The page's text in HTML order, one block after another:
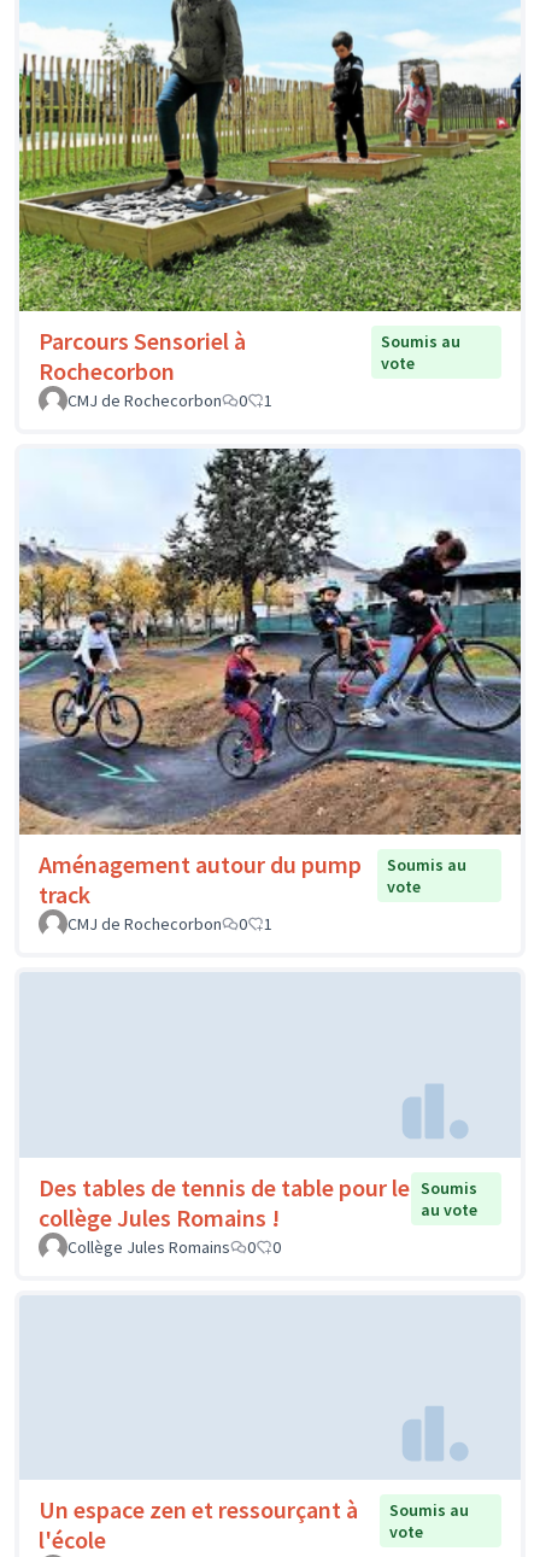
Parcours Sensoriel à
Rochecorbon
Soumis au
vote
CMJ de Rochecorbon
0 1
Aménagement autour du pump
track
Soumis au
vote
CMJ de Rochecorbon
0 1
Des tables de tennis de table pour le
collège Jules Romains !
Soumis
au vote
Collège Jules Romains
0 0
Un espace zen et ressourçant à
l'école
Soumis au
vote